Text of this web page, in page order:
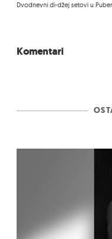
Dvodnevni di-džej setovi u
Komentari